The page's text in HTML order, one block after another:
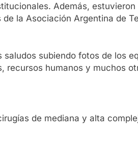
Además,
la Asociación Argentina de
subiendo fotos de los
recursos humanos y muchos
de mediana y alta